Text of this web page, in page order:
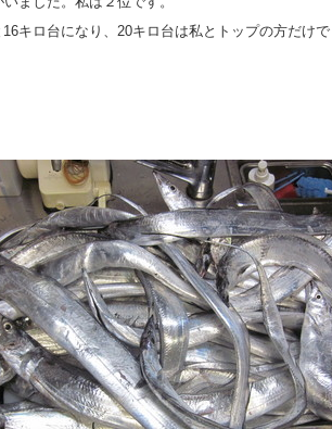
16キロ台になり、20キロ台は私とトップの方だけ